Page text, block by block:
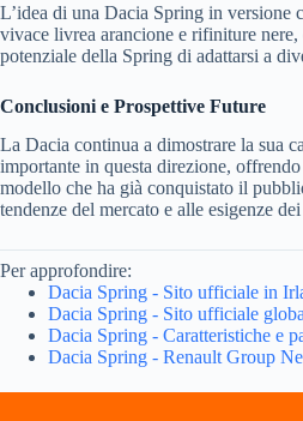
L’idea di una Dacia Spring in versione
vivace livrea arancione e rifiniture
potenziale della Spring di adattarsi a
Conclusioni e Prospettive Future
La Dacia continua a dimostrare la sua
importante in questa direzione,
modello che ha già conquistato il
tendenze del mercato e alle esigenze
Per approfondire:
Dacia Spring - Sito ufficiale in
Dacia Spring - Sito ufficiale
Dacia Spring - Caratteristiche e
Dacia Spring - Renault Group